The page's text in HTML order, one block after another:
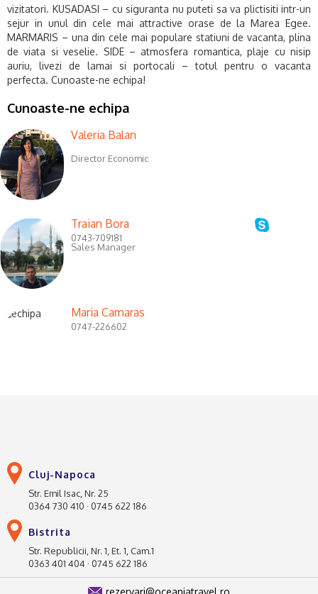
vizitatori. KUSADASI – cu siguranta nu puteti sa va plictisiti intr-un
sejur in unul din cele mai attractive orase de la Marea Egee.
MARMARIS – una din cele mai populare statiuni de vacanta, plina
de viata si veselie. SIDE – atmosfera romantica, plaje cu nisip
auriu, livezi de lamai si portocali – totul pentru o vacanta
perfecta. Cunoaste-ne echipa!
Cunoaste-ne echipa
Valeria Balan
Director Economic
Traian Bora
0743-709181
Sales Manager
Maria Camaras
0747-226602
Cluj-Napoca
Str. Emil Isac, Nr. 25
0364 730 410 · 0745 622 186
Bistrita
Str. Republicii, Nr. 1, Et. 1, Cam.1
0363 401 404 · 0745 622 186